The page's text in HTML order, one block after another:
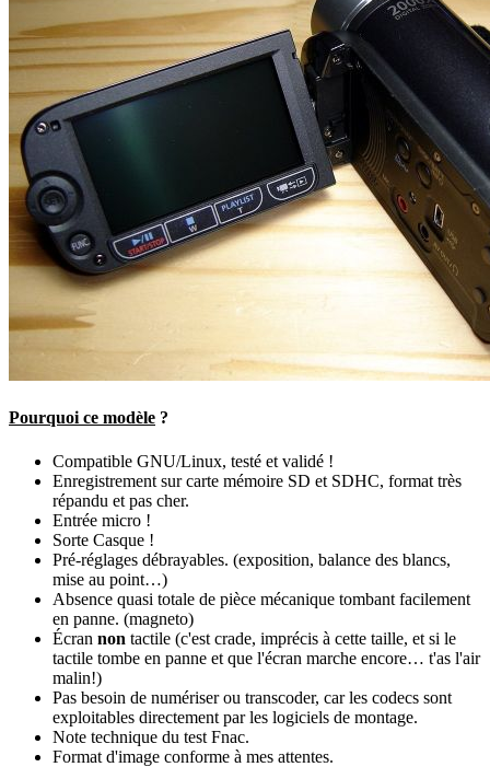
Pourquoi ce modèle ?
Compatible GNU/Linux, testé et validé !
Enregistrement sur carte mémoire SD et SDHC, format très
répandu et pas cher.
Entrée micro !
Sorte Casque !
Pré-réglages débrayables. (exposition, balance des blancs,
mise au point…)
Absence quasi totale de pièce mécanique tombant facilement
en panne. (magneto)
Écran non tactile (c'est crade, imprécis à cette taille, et si le
tactile tombe en panne et que l'écran marche encore… t'as l'air
malin!)
Pas besoin de numériser ou transcoder, car les codecs sont
exploitables directement par les logiciels de montage.
Note technique du test Fnac.
Format d'image conforme à mes attentes.